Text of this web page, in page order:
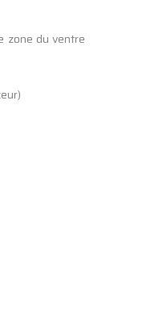
zone du ventre